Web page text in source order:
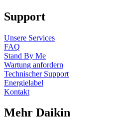
Support
Unsere Services
FAQ
Stand By Me
Wartung anfordern
Technischer Support
Energielabel
Kontakt
Mehr Daikin